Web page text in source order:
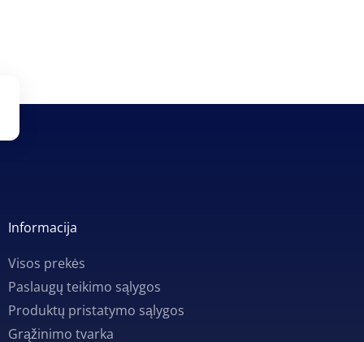
Informacija
Visos prekės
Paslaugų teikimo sąlygos
Produktų pristatymo sąlygos
Grąžinimo tvarka